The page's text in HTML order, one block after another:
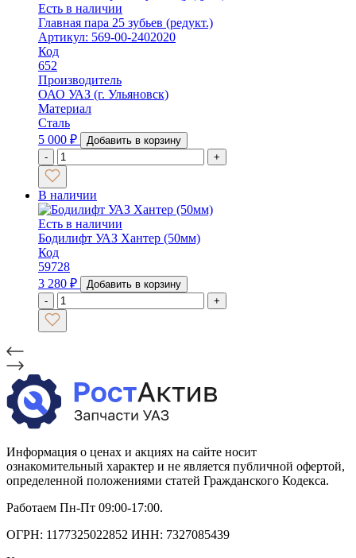
Есть в наличии
Главная пара 25 зубьев (редукт.)
Артикул: 569-00-2402020
Код
652
Производитель
ОАО УАЗ (г. Ульяновск)
Материал
Сталь
5 000 ₽
Добавить в корзину
-
+
В наличии
Есть в наличии
Бодилифт УАЗ Хантер (50мм)
Код
59728
3 280 ₽
Добавить в корзину
-
+
Информация о ценах и акциях на сайте носит
ознакомительный характер и не является публичной офертой,
определенной положениями статей Гражданского Кодекса.
Работаем Пн-Пт 09:00-17:00.
ОГРН: 1177325022852 ИНН: 7327085439